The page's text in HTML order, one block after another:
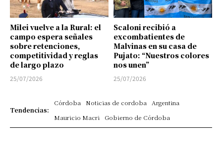
Milei vuelve a la Rural: el
campo espera señales
sobre retenciones,
competitividad y reglas
de largo plazo
25/07/2026
Scaloni recibió a
excombatientes de
Malvinas en su casa de
Pujato: “Nuestros colores
nos unen”
25/07/2026
Tendencias:
Córdoba Noticias de cordoba
Argentina
Mauricio Macri
Gobierno de Córdoba